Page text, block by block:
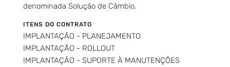
denominada Solução de Câmbio.
ITENS DO CONTRATO
IMPLANTAÇÃO - PLANEJAMENTO
IMPLANTAÇÃO - ROLLOUT
IMPLANTAÇÃO - SUPORTE À MANUTENÇÕES